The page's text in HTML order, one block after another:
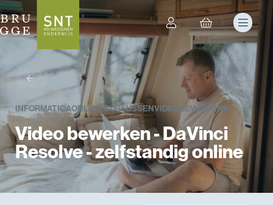
INFORMATICAONLINE CURSUSSENVIDEOBEWERKING
Video bewerken - DaVinci
Resolve - zelfstandig online